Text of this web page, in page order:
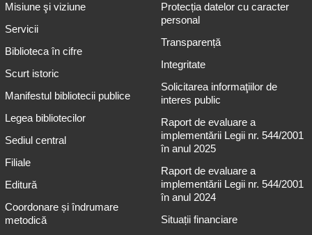
Misiune şi viziune
Servicii
Biblioteca în cifre
Scurt istoric
Manifestul bibliotecii publice
Legea bibliotecilor
Sediul central
Filiale
Editură
Coordonare și îndrumare
metodică
Protecția datelor cu caracter
personal
Transparență
Integritate
Solicitarea informaţiilor de
interes public
Raport de evaluare a
implementării Legii nr. 544/2001
în anul 2025
Raport de evaluare a
implementării Legii nr. 544/2001
în anul 2024
Situații financiare